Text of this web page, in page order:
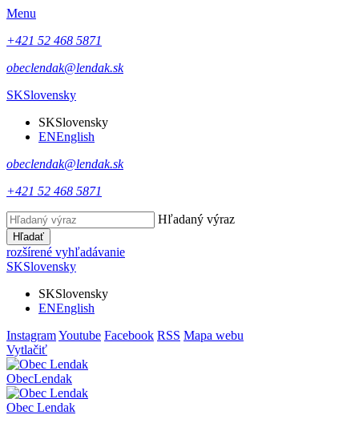
Menu
+421 52 468 5871
obeclendak@lendak.sk
SKSlovensky
SKSlovensky
ENEnglish
obeclendak@lendak.sk
+421 52 468 5871
Hľadaný výraz
Hľadať
rozšírené vyhľadávanie
SKSlovensky
SKSlovensky
ENEnglish
InstagramYoutube Facebook RSS Mapa webu
Vytlačiť
ObecLendak
Obec Lendak